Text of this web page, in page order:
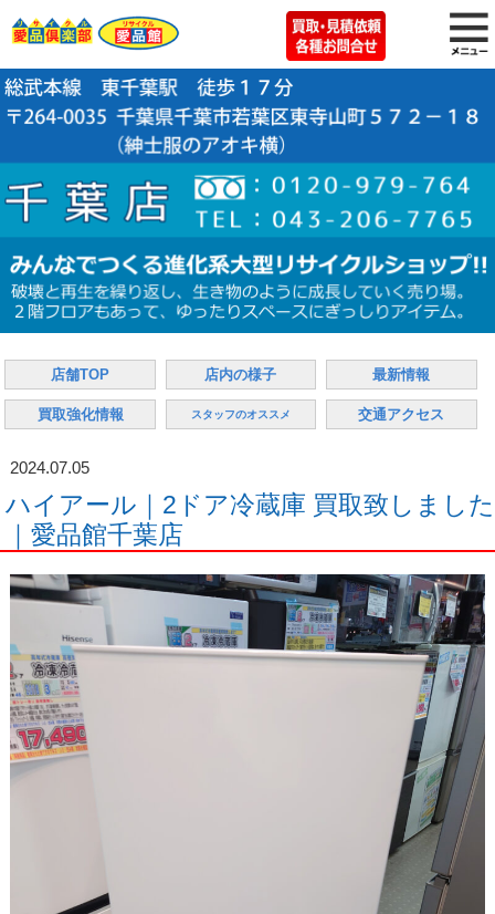
店舗TOP 店内の様子 最新情報
買取強化情報 スタッフのオススメ 交通アクセス
2024.07.05
ハイアール｜2ドア冷蔵庫 買取致しました
｜愛品館千葉店